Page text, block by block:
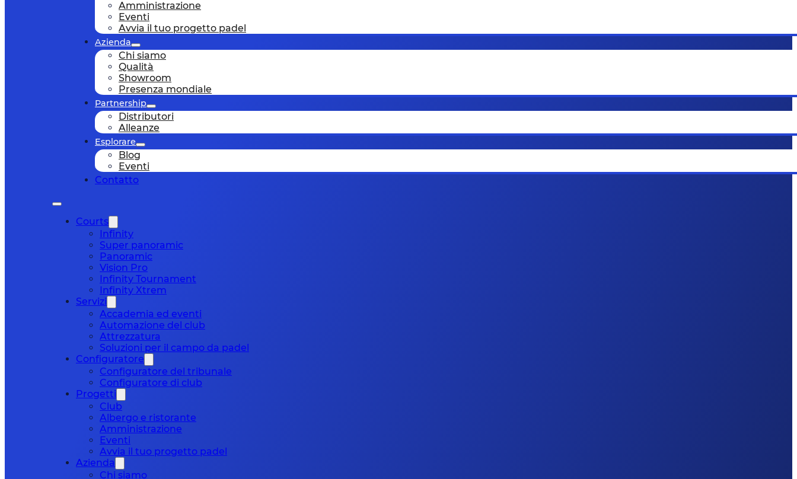
Amministrazione
Eventi
Avvia il tuo progetto padel
Azienda
Chi siamo
Qualità
Showroom
Presenza mondiale
Partnership
Distributori
Alleanze
Esplorare
Blog
Eventi
Contatto
Courts
Infinity
Super panoramic
Panoramic
Vision Pro
Infinity Tournament
Infinity Xtrem
Servizi
Accademia ed eventi
Automazione del club
Attrezzatura
Soluzioni per il campo da padel
Configuratore
Configuratore del tribunale
Configuratore di club
Progetti
Club
Albergo e ristorante
Amministrazione
Eventi
Avvia il tuo progetto padel
Azienda
Chi siamo